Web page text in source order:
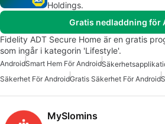
Holdings.
Gratis nedladdning för
Fidelity ADT Secure Home är en gratis
som ingår i kategorin 'Lifestyle'.
AndroidSmart Hem För Android
Säkerhet För AndroidGratis Säkerhet För Android
MySlomins